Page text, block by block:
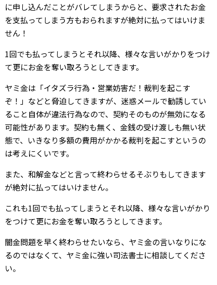
に申し込んだことがバレてしまうからと、要求されたお金
を支払ってしまう方もおられますが絶対に払ってはいけま
せん！
1回でも払ってしまうとそれ以降、様々な言いがかりをつけ
て更にお金を奪い取ろうとしてきます。
ヤミ金は「イタズラ行為・営業妨害だ！裁判を起こす
ぞ！」などと脅迫してきますが、迷惑メールで勧誘してい
ること自体が違法行為なので、契約そのものが無効になる
可能性があります。契約も無く、金銭の受け渡しも無い状
態で、いきなり多額の費用がかかる裁判を起こすというの
は考えにくいです。
また、和解金などと言って終わらせるそぶりもしてきます
が絶対に払ってはいけません。
これも1回でも払ってしまうとそれ以降、様々な言いがかり
をつけて更にお金を奪い取ろうとしてきます。
闇金問題を早く終わらせたいなら、ヤミ金の言いなりにな
るのではなくて、ヤミ金に強い司法書士に相談してくださ
い。